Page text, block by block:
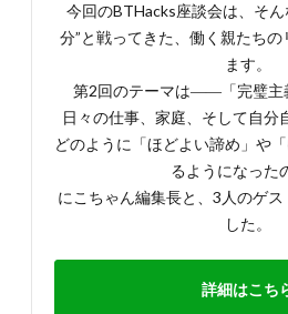
今回のBTHacks座談会は、そ
分”と戦ってきた、働く親たち
ます。
第2回のテーマは――「完璧主
日々の仕事、家庭、そして自分
どのように「ほどよい諦め」や
るようになった
にこちゃん編集長と、3人のゲ
した。
詳細はこち